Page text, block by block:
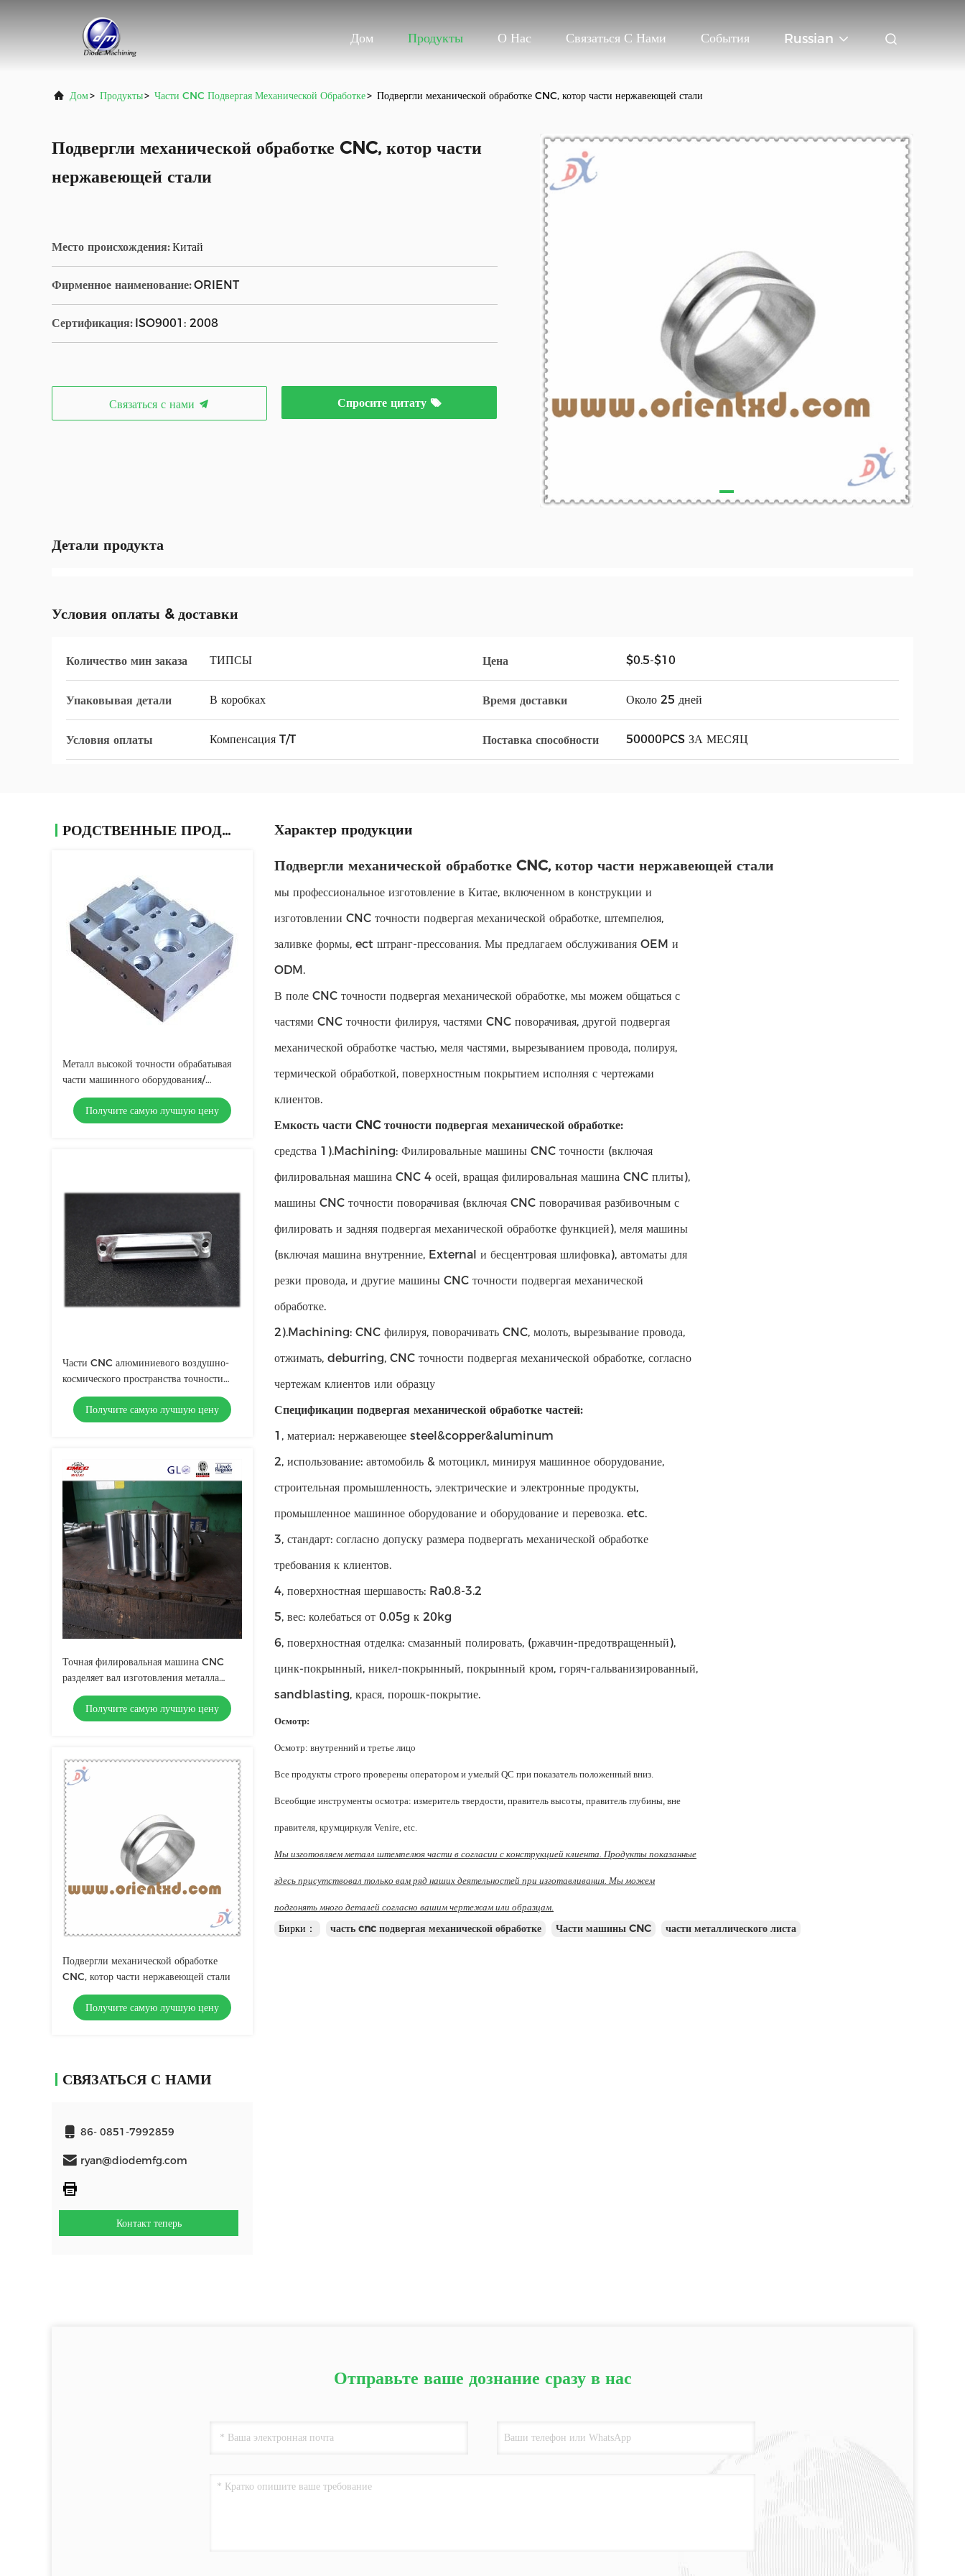
Дом Продукты О Нас Связаться С Нами События Russian
Дом> Продукты> Части CNC Подвергая Механической Обработке> Подвергли механической обработке CNC, котор части нержавеющей стали
Подвергли механической обработке CNC, котор части
нержавеющей стали
Место происхождения: Китай
Фирменное наименование: ORIENT
Сертификация: ISO9001: 2008
Связаться с нами Спросите цитату
Детали продукта
Условия оплаты & доставки
Количество мин заказа ТИПСЫ Цена $0.5-$10
Упаковывая детали В коробках Время доставки Около 25 дней
Условия оплаты Компенсация T/T Поставка способности 50000PCS ЗА МЕСЯЦ
РОДСТВЕННЫЕ ПРОДУКТЫ
Металл высокой точности обрабатывая
части машинного оборудования/
точность повернул части
Получите самую лучшую цену
Части CNC алюминиевого воздушно-
космического пространства точности
подвергая механической обработке
выполненные на заказ
Получите самую лучшую цену
Точная филировальная машина CNC
разделяет вал изготовления металла
допуск 0,005 до 0.01mm
Получите самую лучшую цену
Подвергли механической обработке
CNC, котор части нержавеющей стали
Получите самую лучшую цену
СВЯЗАТЬСЯ С НАМИ
86- 0851-7992859
ryan@diodemfg.com
Контакт теперь
Характер продукции
Подвергли механической обработке CNC, котор части нержавеющей стали
мы профессиональное изготовление в Китае, включенном в конструкции и
изготовлении CNC точности подвергая механической обработке, штемпелюя,
заливке формы, ect штранг-прессования. Мы предлагаем обслуживания OEM и
ODM.
В поле CNC точности подвергая механической обработке, мы можем общаться с
частями CNC точности филируя, частями CNC поворачивая, другой подвергая
механической обработке частью, меля частями, вырезыванием провода, полируя,
термической обработкой, поверхностным покрытием исполняя с чертежами
клиентов.
Емкость части CNC точности подвергая механической обработке:
средства 1).Machining: Филировальные машины CNC точности (включая
филировальная машина CNC 4 осей, вращая филировальная машина CNC плиты),
машины CNC точности поворачивая (включая CNC поворачивая разбивочным с
филировать и задняя подвергая механической обработке функцией), меля машины
(включая машина внутренние, External и бесцентровая шлифовка), автоматы для
резки провода, и другие машины CNC точности подвергая механической
обработке.
2).Machining: CNC филируя, поворачивать CNC, молоть, вырезывание провода,
отжимать, deburring, CNC точности подвергая механической обработке, согласно
чертежам клиентов или образцу
Спецификации подвергая механической обработке частей:
1, материал: нержавеющее steel&copper&aluminum
2, использование: автомобиль & мотоцикл, минируя машинное оборудование,
строительная промышленность, электрические и электронные продукты,
промышленное машинное оборудование и оборудование и перевозка. etc.
3, стандарт: согласно допуску размера подвергать механической обработке
требования к клиентов.
4, поверхностная шершавость: Ra0.8-3.2
5, вес: колебаться от 0.05g к 20kg
6, поверхностная отделка: смазанный полировать, (ржавчин-предотвращенный),
цинк-покрынный, никел-покрынный, покрынный кром, горяч-гальванизированный,
sandblasting, крася, порошк-покрытие.
Осмотр:
Осмотр: внутренний и третье лицо
Все продукты строго проверены оператором и умелый QC при показатель положенный вниз.
Всеобщие инструменты осмотра: измеритель твердости, правитель высоты, правитель глубины, вне
правителя, крумциркуля Venire, etc.
Мы изготовляем металл штемпелюя части в согласии с конструкцией клиента. Продукты показанные
здесь присутствовал только вам ряд наших деятельностей при изготавливания. Мы можем
подгонять много деталей согласно вашим чертежам или образцам.
Бирки： часть cnc подвергая механической обработке Части машины CNC части металлического листа
Отправьте ваше дознание сразу в нас